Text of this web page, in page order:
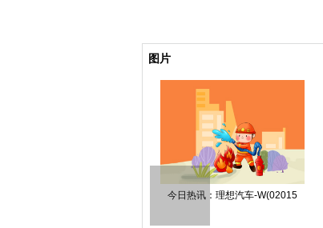
图片
今日热讯：理想汽车-W(02015